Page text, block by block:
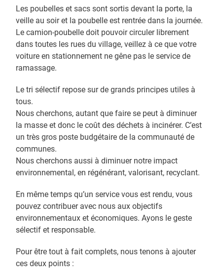
Les poubelles et sacs sont sortis devant la porte, la
veille au soir et la poubelle est rentrée dans la journée.
Le camion-poubelle doit pouvoir circuler librement
dans toutes les rues du village, veillez à ce que votre
voiture en stationnement ne gêne pas le service de
ramassage.
Le tri sélectif repose sur de grands principes utiles à
tous.
Nous cherchons, autant que faire se peut à diminuer
la masse et donc le coût des déchets à incinérer. C’est
un très gros poste budgétaire de la communauté de
communes.
Nous cherchons aussi à diminuer notre impact
environnemental, en régénérant, valorisant, recyclant.
En même temps qu’un service vous est rendu, vous
pouvez contribuer avec nous aux objectifs
environnementaux et économiques. Ayons le geste
sélectif et responsable.
Pour être tout à fait complets, nous tenons à ajouter
ces deux points :